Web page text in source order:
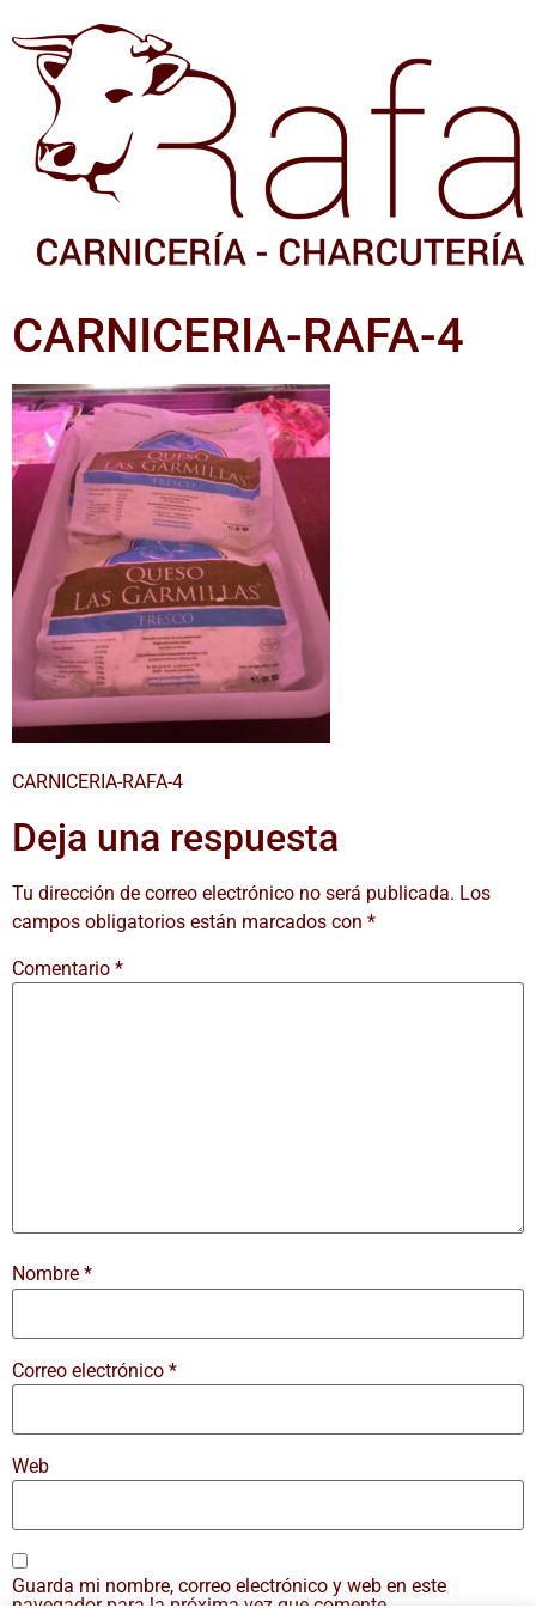
CARNICERIA-RAFA-4
CARNICERIA-RAFA-4
Deja una respuesta
Tu dirección de correo electrónico no será publicada. Los
campos obligatorios están marcados con *
Comentario *
Nombre *
Correo electrónico *
Web
Guarda mi nombre, correo electrónico y web en este